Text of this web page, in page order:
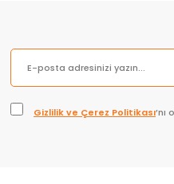
Gizlilik ve Çerez Politikası